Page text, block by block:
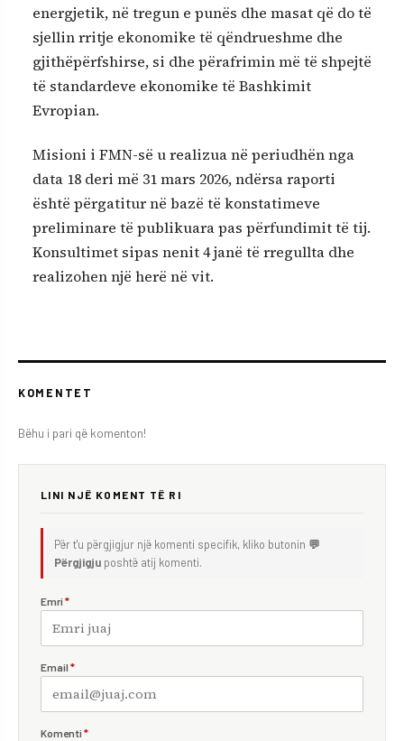
energjetik, në tregun e punës dhe masat që do të
sjellin rritje ekonomike të qëndrueshme dhe
gjithëpërfshirse, si dhe përafrimin më të shpejtë
të standardeve ekonomike të Bashkimit
Evropian.
Misioni i FMN-së u realizua në periudhën nga
data 18 deri më 31 mars 2026, ndërsa raporti
është përgatitur në bazë të konstatimeve
preliminare të publikuara pas përfundimit të tij.
Konsultimet sipas nenit 4 janë të rregullta dhe
realizohen një herë në vit.
KOMENTET
Bëhu i pari që komenton!
LINI NJË KOMENT TË RI
Për t'u përgjigjur një komenti specifik, kliko butonin 💬
Përgjigju poshtë atij komenti.
Emri *
Email *
Komenti *